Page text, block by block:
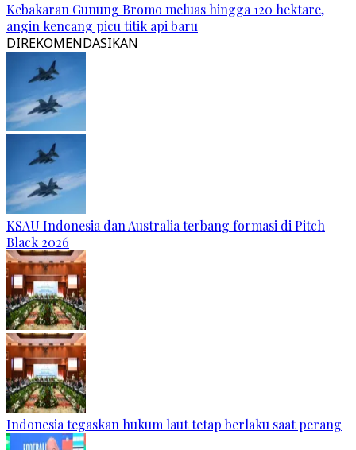
Kebakaran Gunung Bromo meluas hingga 120 hektare,
angin kencang picu titik api baru
DIREKOMENDASIKAN
KSAU Indonesia dan Australia terbang formasi di Pitch
Black 2026
Indonesia tegaskan hukum laut tetap berlaku saat perang